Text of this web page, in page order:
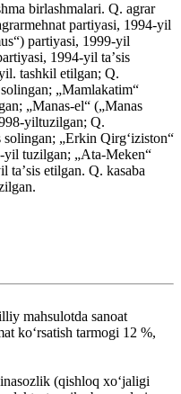
birlashmalari. Q. agrar
partiyasi, 1994-yil
partiyasi, 1999-yil
1994-yil taʼsis
tashkil etilgan; Q.
„Mamlakatim“
„Manas-el“ („Manas
yiltuzilgan; Q.
„Erkin Qirgʻiziston“
yil tuzilgan; „Ata-Meken“
taʼsis etilgan. Q. kasaba
mahsulotda sanoat
koʻrsatish tarmogi 12 %,
(qishloq xoʻjaligi